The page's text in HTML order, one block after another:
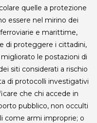
quelle a protezione
essere nel mirino dei
e marittime,
di proteggere i cittadini,
le postazioni di
siti considerati a rischio
di protocolli investigativi
che chi accede in
pubblico, non occulti
come armi improprie; o